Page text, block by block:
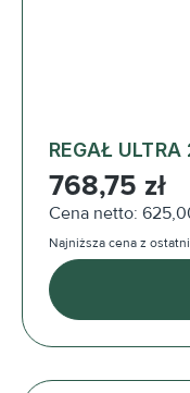
REGAŁ
Cena regularna:
768,75 zł
Cena netto:
Najniższa cena z